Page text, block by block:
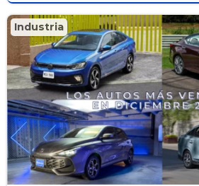
Industria